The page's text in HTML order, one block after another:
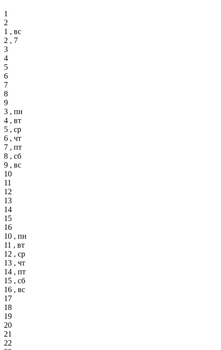
1
2
1 , вс
2 , 7
3
4
5
6
7
8
9
3 , пн
4 , вт
5 , ср
6 , чт
7 , пт
8 , сб
9 , вс
10
11
12
13
14
15
16
10 , пн
11 , вт
12 , ср
13 , чт
14 , пт
15 , сб
16 , вс
17
18
19
20
21
22